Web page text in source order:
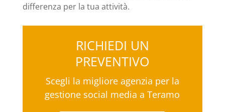
differenza per la tua attività.
RICHIEDI UN
PREVENTIVO
Scegli la migliore agenzia per la
gestione social media a Teramo